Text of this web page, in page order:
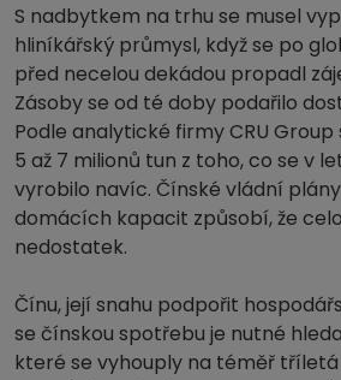
S nadbytkem na trhu se musel
hliníkářský průmysl, když se po
před necelou dekádou propadl
Zásoby se od té doby podařilo
Podle analytické firmy CRU
5 až 7 milionů tun z toho, co se v
vyrobilo navíc. Čínské vládní
domácích kapacit způsobí, že
nedostatek.
Čínu, její snahu podpořit
se čínskou spotřebu je nutné
které se vyhouply na téměř tříletá